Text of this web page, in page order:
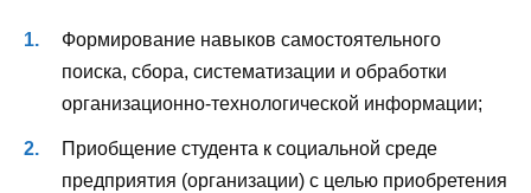
Формирование навыков самостоятельного
поиска, сбора, систематизации и обработки
организационно-технологической информации;
Приобщение студента к социальной среде
предприятия (организации) с целью приобретения